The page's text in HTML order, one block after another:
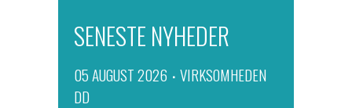
SENESTE NYHEDER
05 AUGUST 2026
VIRKSOMHEDEN
DD